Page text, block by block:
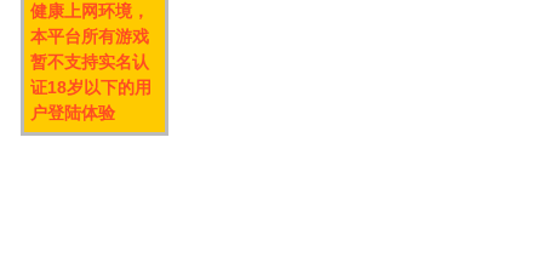
健康上网环境，
本平台所有游戏
暂不支持实名认
证18岁以下的用
户登陆体验